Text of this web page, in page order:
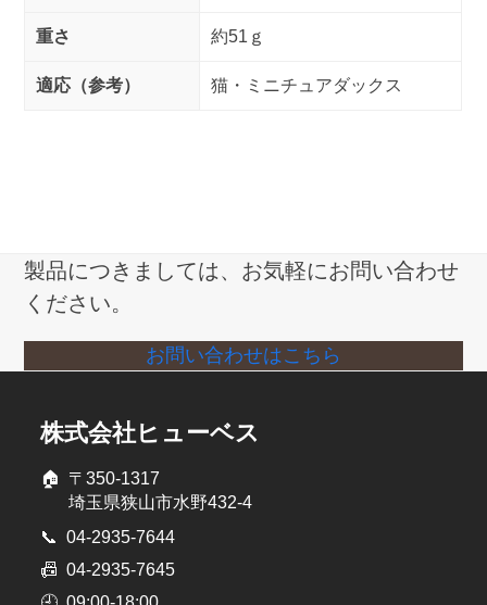
重さ 約51ｇ
適応（参考） 猫・ミニチュアダックス
製品につきましては、お気軽にお問い合わせ
ください。
お問い合わせはこちら
株式会社ヒューベス
🏠
〒350-1317
埼玉県狭山市水野432-4
📞
04-2935-7644
📠 04-2935-7645